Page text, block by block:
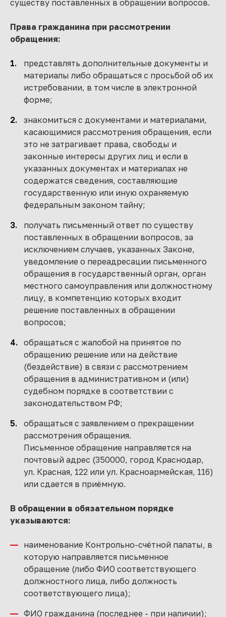
существу поставленных в обращении вопросов.
Права гражданина при рассмотрении
обращения:
представлять дополнительные документы и
материалы либо обращаться с просьбой об их
истребовании, в том числе в электронной
форме;
знакомиться с документами и материалами,
касающимися рассмотрения обращения, если
это не затрагивает права, свободы и
законные интересы других лиц и если в
указанных документах и материалах не
содержатся сведения, составляющие
государственную или иную охраняемую
федеральным законом тайну;
получать письменный ответ по существу
поставленных в обращении вопросов, за
исключением случаев, указанных Законе,
уведомление о переадресации письменного
обращения в государственный орган, орган
местного самоуправления или должностному
лицу, в компетенцию которых входит
решение поставленных в обращении
вопросов;
обращаться с жалобой на принятое по
обращению решение или на действие
(бездействие) в связи с рассмотрением
обращения в административном и (или)
судебном порядке в соответствии с
законодательством РФ;
обращаться с заявлением о прекращении
рассмотрения обращения.
Письменное обращение направляется на
почтовый адрес (350000, город Краснодар,
ул. Красная, 122 или ул. Красноармейская, 116)
или сдается в приёмную.
В обращении в обязательном порядке
указываются:
наименование Контрольно-счётной палаты, в
которую направляется письменное
обращение (либо ФИО соответствующего
должностного лица, либо должность
соответствующего лица);
ФИО гражданина (последнее - при наличии);